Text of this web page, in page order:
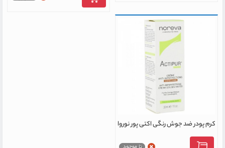
کرم پودر ضد جوش رنگی اکتی پور نوروا